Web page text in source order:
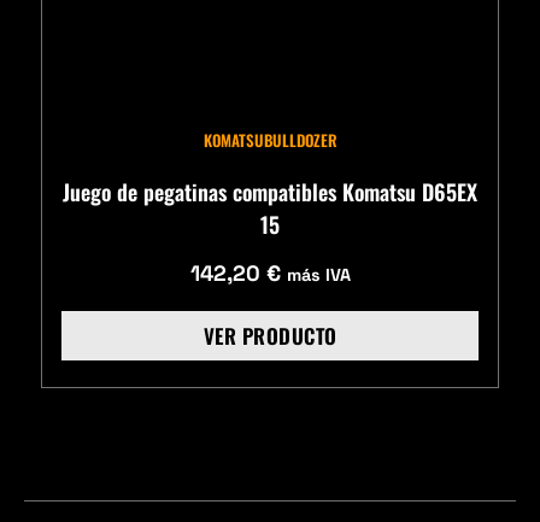
KOMATSUBULLDOZER
Juego de pegatinas compatibles Komatsu D65EX
15
142,20 € más IVA
VER PRODUCTO